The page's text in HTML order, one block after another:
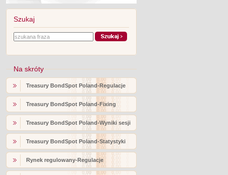
Szukaj
Na skróty
Treasury BondSpot Poland-Regulacje
Treasury BondSpot Poland-Fixing
Treasury BondSpot Poland-Wyniki sesji
Treasury BondSpot Poland-Statystyki
Rynek regulowany-Regulacje